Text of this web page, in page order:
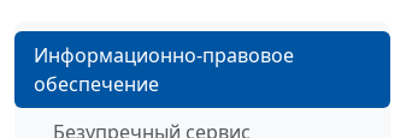
Информационно-правовое
обеспечение
Безупречный сервис